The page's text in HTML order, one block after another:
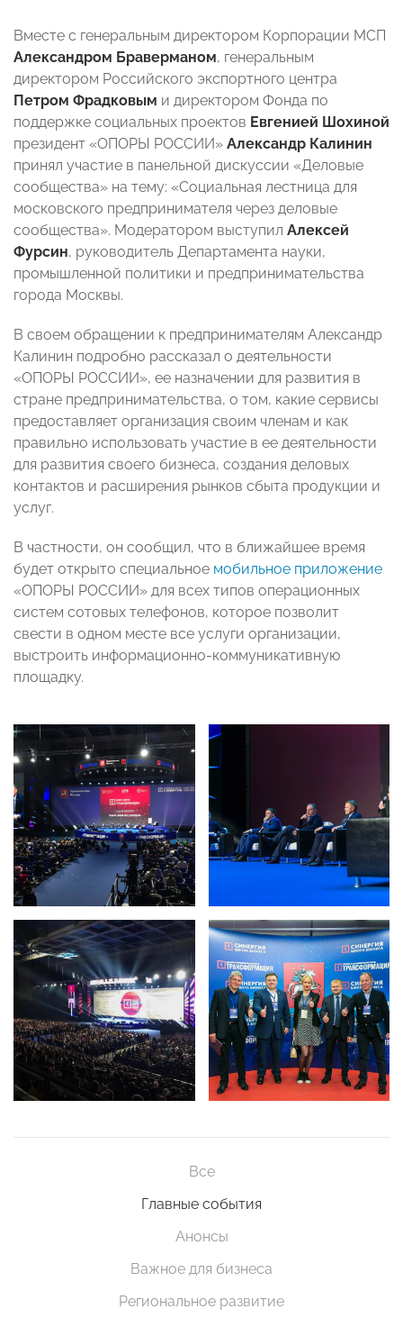
Вместе с генеральным директором Корпорации МСП
Александром Браверманом, генеральным
директором Российского экспортного центра
Петром Фрадковым и директором Фонда по
поддержке социальных проектов Евгенией Шохиной
президент «ОПОРЫ РОССИИ» Александр Калинин
принял участие в панельной дискуссии «Деловые
сообщества» на тему: «Социальная лестница для
московского предпринимателя через деловые
сообщества». Модератором выступил Алексей
Фурсин, руководитель Департамента науки,
промышленной политики и предпринимательства
города Москвы.
В своем обращении к предпринимателям Александр
Калинин подробно рассказал о деятельности
«ОПОРЫ РОССИИ», ее назначении для развития в
стране предпринимательства, о том, какие сервисы
предоставляет организация своим членам и как
правильно использовать участие в ее деятельности
для развития своего бизнеса, создания деловых
контактов и расширения рынков сбыта продукции и
услуг.
В частности, он сообщил, что в ближайшее время
будет открыто специальное мобильное приложение
«ОПОРЫ РОССИИ» для всех типов операционных
систем сотовых телефонов, которое позволит
свести в одном месте все услуги организации,
выстроить информационно-коммуникативную
площадку.
Все
Главные события
Анонсы
Важное для бизнеса
Региональное развитие